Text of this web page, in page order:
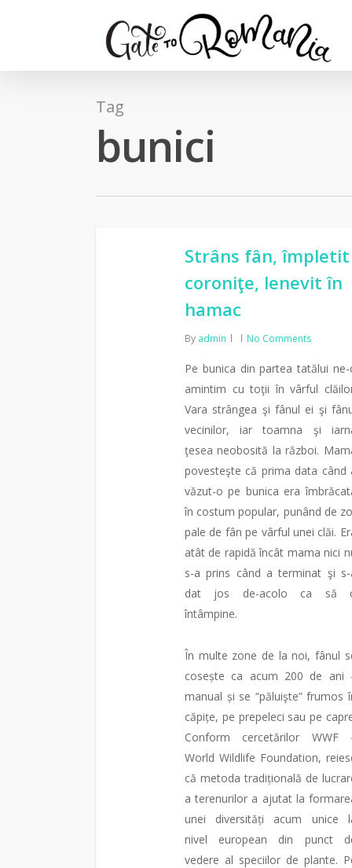
Tag
bunici
Strâns fân, împletit
coroniţe, lenevit în
hamac
By admin No Comments
Pe bunica din partea tatălui ne-
amintim cu toţii în vârful
Vara strângea şi fânul ei şi
vecinilor, iar toamna şi
ţesea neobosită la război.
povesteşte că prima data când
văzut-o pe bunica era
în costum popular, punând de
pale de fân pe vârful unei clăi.
atât de rapidă încât mama nici
s-a prins când a terminat şi s-
dat jos de-acolo ca să
întâmpine.
În multe zone de la noi, fânul
cosește ca acum 200 de ani
manual și se “păluişte” frumos
căpițe, pe prepeleci sau pe
Conform cercetărilor WWF
World Wildlife Foundation,
că metoda tradițională de
a terenurilor a ajutat la
unei diversități acum unice
nivel european din punct
vedere al speciilor de plante.